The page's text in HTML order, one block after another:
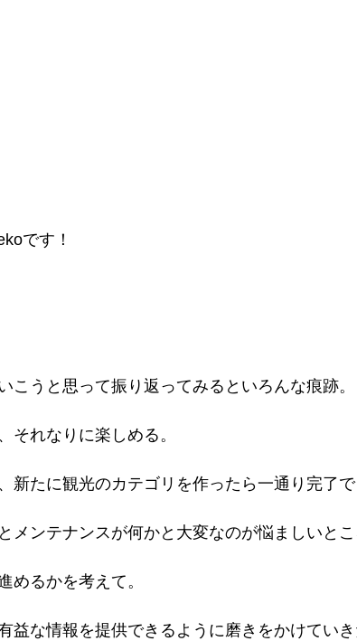
です！
うと思って振り返ってみるといろんな痕跡。
れなりに楽しめる。
たに観光のカテゴリを作ったら一通り完了で
ンテナンスが何かと大変なのが悩ましいとこ
るかを考えて。
な情報を提供できるように磨きをかけていき